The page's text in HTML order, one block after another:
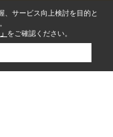
、サービス向上検討を目的と
をご確認ください。